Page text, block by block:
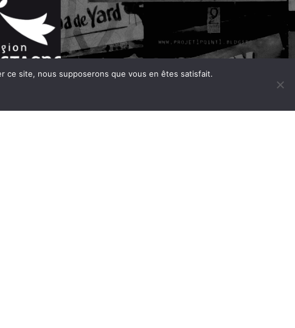
ce site, nous supposerons que vous en êtes satisfait.